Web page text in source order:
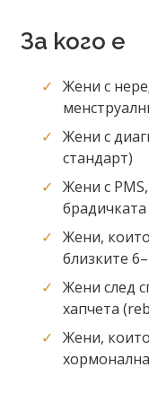
За кого е
Жени с
Жени с
стандарт)
Жени с
Жени,
близките
Жени след
хапчета
Жени,